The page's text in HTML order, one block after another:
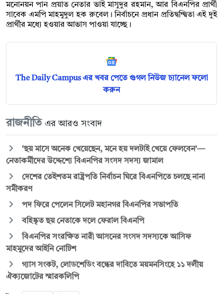
মনোনয়ন পান প্রয়াত নেতার ভাই মাসুদুর রহমান, আর বিএনপির প্রার্থী
সাবেক এমপি মাহমুদুল হক রুবেল। নির্বাচনে প্রধান প্রতিদ্বন্দ্বিতা এই দুই
প্রার্থীর মধ্যে হওয়ার আভাস পাওয়া যাচ্ছে।
The Daily Campus এর খবর পেতে গুগল নিউজ চ্যানেল ফলো
করুন
রাজনীতি এর আরও সংবাদ
‘ছয় মাসে অনেক খেয়েছেন, মনে হয় দলটাই খেয়ে ফেলবেন’—
নেতাকর্মীদের উদ্দেশ্যে বিএনপির সংসদ সদস্য জামাল
দেশের তেইশতম রাষ্ট্রপতি নির্বাচন ঘিরে বিএনপিতে চলছে নানা
সমীকরণ
পদ ফিরে পেলেন সিলেট মহানগর বিএনপির সভাপতি
বহিষ্কৃত ছয় নেতাকে দলে ফেরাল বিএনপি
বিএনপির সংরক্ষিত নারী আসনের সংসদ সদস্যকে আসিফ
মাহমুদের আইনি নোটিশ
গ্যাস সংকট, লোডশেডিং বন্ধের দাবিতে ময়মনসিংহে ১১ দলীয়
ঐক্যজোটের স্মারকলিপি